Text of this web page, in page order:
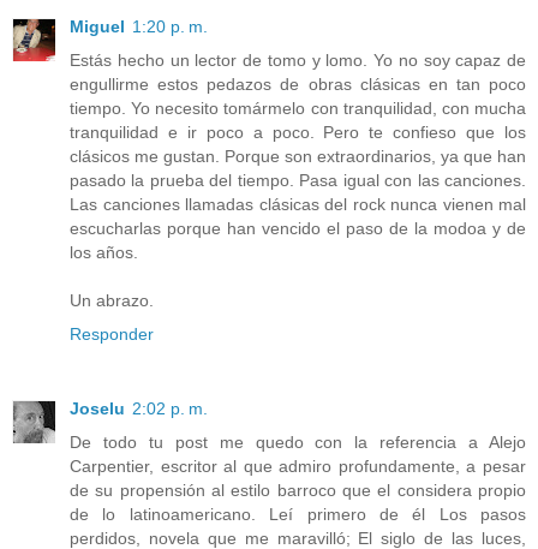
Miguel 1:20 p. m.
Estás hecho un lector de tomo y lomo. Yo no soy capaz de
engullirme estos pedazos de obras clásicas en tan poco
tiempo. Yo necesito tomármelo con tranquilidad, con mucha
tranquilidad e ir poco a poco. Pero te confieso que los
clásicos me gustan. Porque son extraordinarios, ya que han
pasado la prueba del tiempo. Pasa igual con las canciones.
Las canciones llamadas clásicas del rock nunca vienen mal
escucharlas porque han vencido el paso de la modoa y de
los años.
Un abrazo.
Responder
Joselu 2:02 p. m.
De todo tu post me quedo con la referencia a Alejo
Carpentier, escritor al que admiro profundamente, a pesar
de su propensión al estilo barroco que el considera propio
de lo latinoamericano. Leí primero de él Los pasos
perdidos, novela que me maravilló; El siglo de las luces,